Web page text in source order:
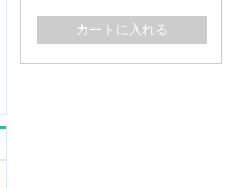
カートに入れる